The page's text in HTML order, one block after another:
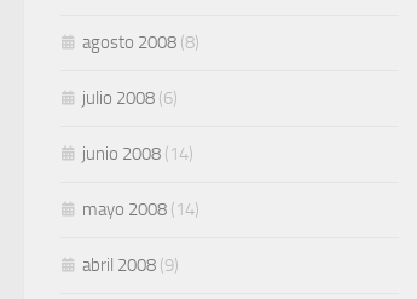
agosto 2008 (8)
julio 2008 (6)
junio 2008 (14)
mayo 2008 (14)
abril 2008 (9)